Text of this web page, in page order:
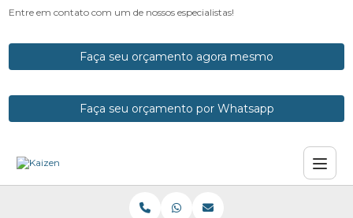
Entre em contato com um de nossos especialistas!
Faça seu orçamento agora mesmo
Faça seu orçamento por Whatsapp